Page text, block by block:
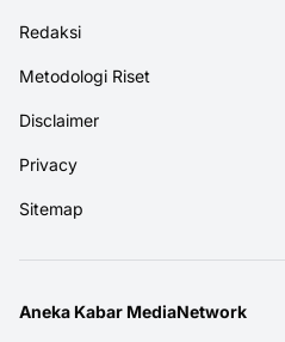
Redaksi
Metodologi Riset
Disclaimer
Privacy
Sitemap
Aneka Kabar MediaNetwork